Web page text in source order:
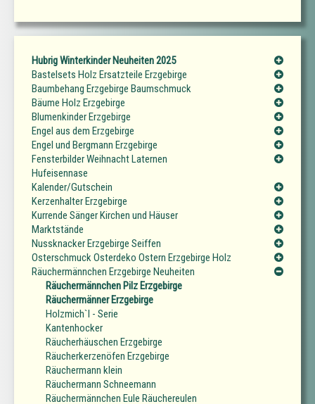
Hubrig Winterkinder Neuheiten 2025
Bastelsets Holz Ersatzteile Erzgebirge
Baumbehang Erzgebirge Baumschmuck
Bäume Holz Erzgebirge
Blumenkinder Erzgebirge
Engel aus dem Erzgebirge
Engel und Bergmann Erzgebirge
Fensterbilder Weihnacht Laternen
Hufeisennase
Kalender/Gutschein
Kerzenhalter Erzgebirge
Kurrende Sänger Kirchen und Häuser
Marktstände
Nussknacker Erzgebirge Seiffen
Osterschmuck Osterdeko Ostern Erzgebirge Holz
Räuchermännchen Erzgebirge Neuheiten
Räuchermännchen Pilz Erzgebirge
Räuchermänner Erzgebirge
Holzmich`l - Serie
Kantenhocker
Räucherhäuschen Erzgebirge
Räucherkerzenöfen Erzgebirge
Räuchermann klein
Räuchermann Schneemann
Räuchermännchen Eule Räuchereulen